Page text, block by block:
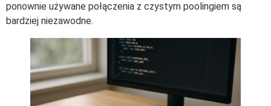
ponownie używane połączenia z czystym poolingiem są
bardziej niezawodne.